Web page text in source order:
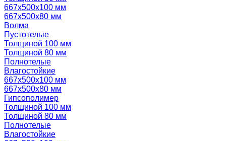
667х500х100 мм
667х500х80 мм
Волма
Пустотелые
Толщиной 100 мм
Толщиной 80 мм
Полнотелые
Влагостойкие
667х500х100 мм
667х500х80 мм
Гипсополимер
Толщиной 100 мм
Толщиной 80 мм
Полнотелые
Влагостойкие